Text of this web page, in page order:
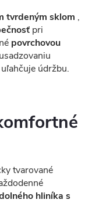
tvrdeným sklom ,
pri
povrchovou
údržbu.
tvarované
hliníka s